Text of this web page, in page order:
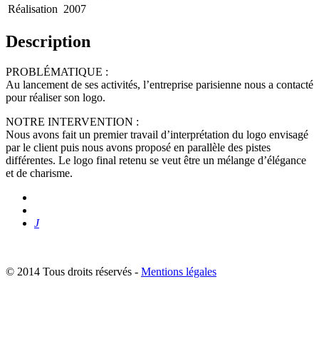
Réalisation 2007
Description
PROBLÉMATIQUE :
Au lancement de ses activités, l’entreprise parisienne nous a contacté
pour réaliser son logo.
NOTRE INTERVENTION :
Nous avons fait un premier travail d’interprétation du logo envisagé
par le client puis nous avons proposé en parallèle des pistes
différentes. Le logo final retenu se veut être un mélange d’élégance
et de charisme.
J
© 2014 Tous droits réservés - Mentions légales